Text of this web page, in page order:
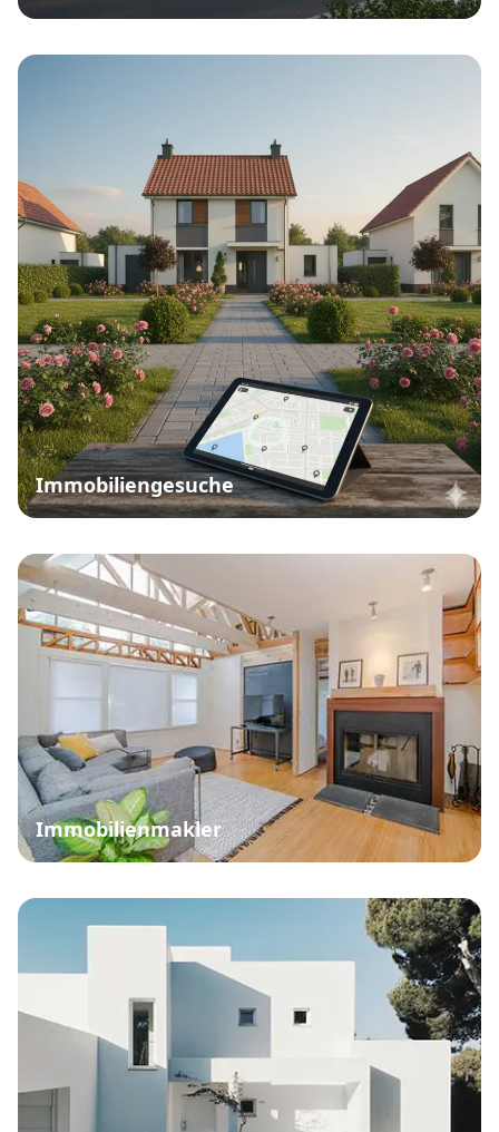
Immobiliengesuche
Immobilienmakler